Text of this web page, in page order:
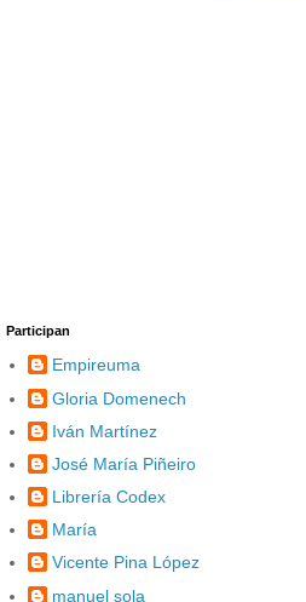
Participan
Empireuma
Gloria Domenech
Iván Martínez
José María Piñeiro
Librería Codex
María
Vicente Pina López
manuel sola